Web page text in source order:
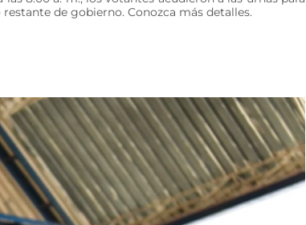
de gobierno. Conozca más detalles.